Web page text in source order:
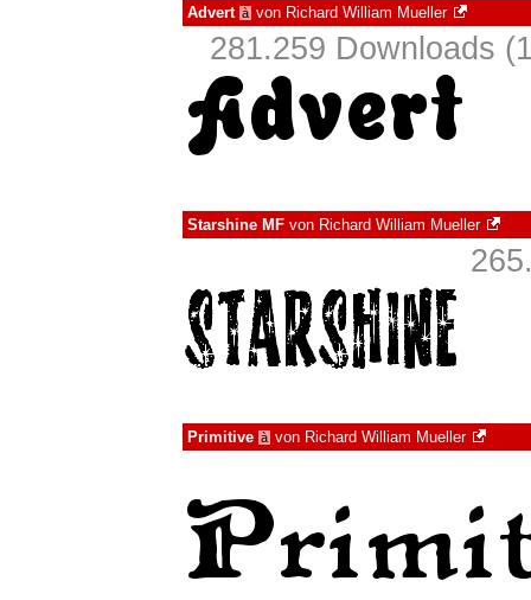
Advert à von Richard William Mueller
281.259 Downloads
Starshine MF von Richard William Mueller
Primitive à von Richard William Mueller